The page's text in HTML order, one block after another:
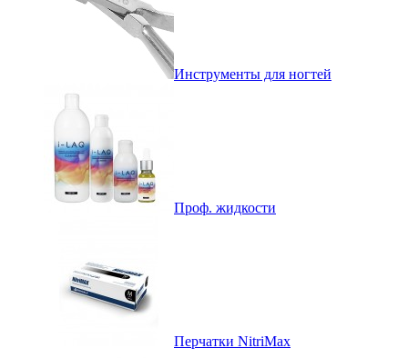
Инструменты для ногтей
Проф. жидкости
Перчатки NitriMax